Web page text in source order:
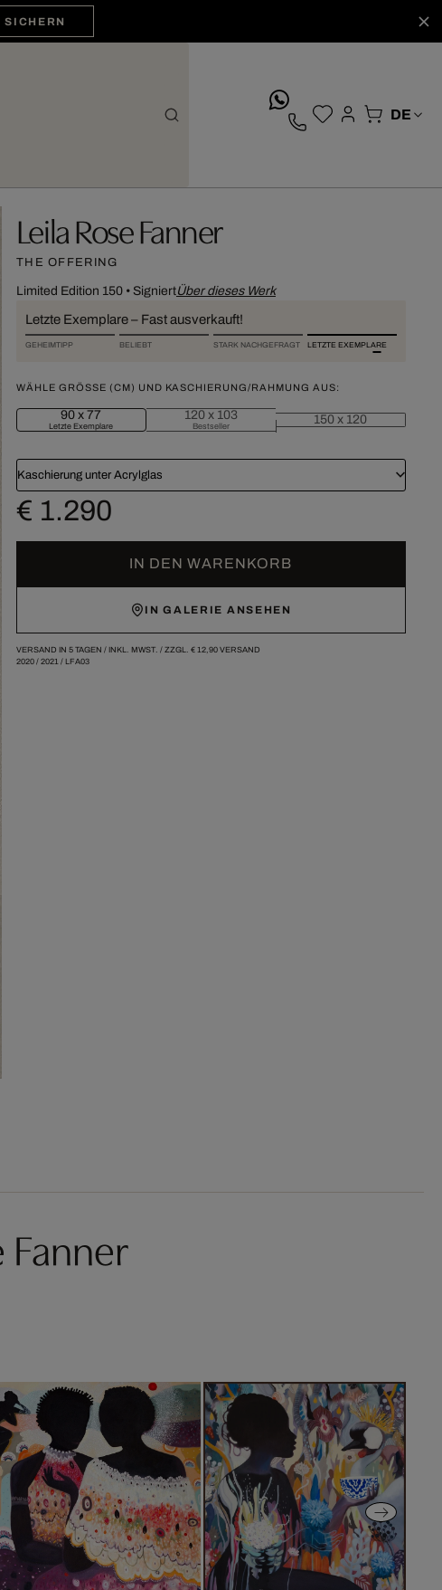
Leila Rose Fanner
THE OFFERING
Limited Edition 150• SigniertÜber dieses Werk
Letzte Exemplare – Fast ausverkauft!
GEHEIMTIPP BELIEBT STARK NACHGEFRAGT LETZTE EXEMPLARE
WÄHLE GRÖSSE (CM) UND KASCHIERUNG/RAHMUNG AUS:
90 x 77
Letzte Exemplare
120 x 103
Bestseller 150 x 120
Kaschierung unter Acrylglas
€ 1.290
IN DEN WARENKORB
IN GALERIE ANSEHEN
VERSAND IN 5 TAGEN / INKL. MWST. / ZZGL. € 12,90VERSAND
2020/ 2021 / LFA03
Fanner